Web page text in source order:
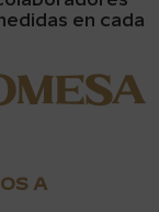
en cada
A